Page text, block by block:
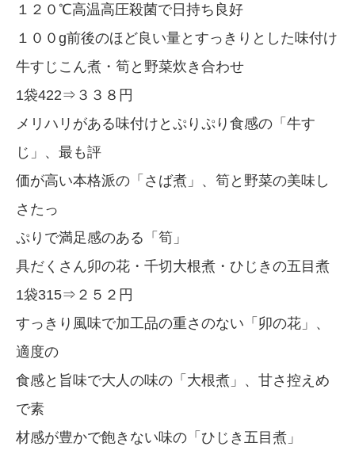
１２０℃高温高圧殺菌で日持ち良好
１００g前後のほど良い量とすっきりとした味付け
牛すじこん煮・筍と野菜炊き合わせ
1袋422⇒３３８円
メリハリがある味付けとぷりぷり食感の「牛す
じ」、最も評
価が高い本格派の「さば煮」、筍と野菜の美味し
さたっ
ぷりで満足感のある「筍」
具だくさん卯の花・千切大根煮・ひじきの五目煮
1袋315⇒２５２円
すっきり風味で加工品の重さのない「卯の花」、
適度の
食感と旨味で大人の味の「大根煮」、甘さ控えめ
で素
材感が豊かで飽きない味の「ひじき五目煮」